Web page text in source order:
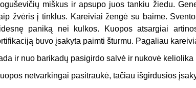
miškus ir apsupo juos tankiu žiedu.
žvėris į tinklus. Kareiviai žengė su baime.
paniką nei kulkos. Kuopos atsargiai
buvo įsakyta paimti šturmu. Pagaliau
ir nuo barikadų pasigirdo salvė ir nukovė keliolika
netvarkingai pasitraukė, tačiau išgirdusios